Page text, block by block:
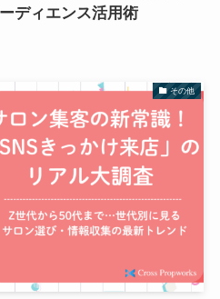
ディエンス活用術
その他